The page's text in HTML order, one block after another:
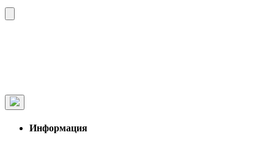
Информация